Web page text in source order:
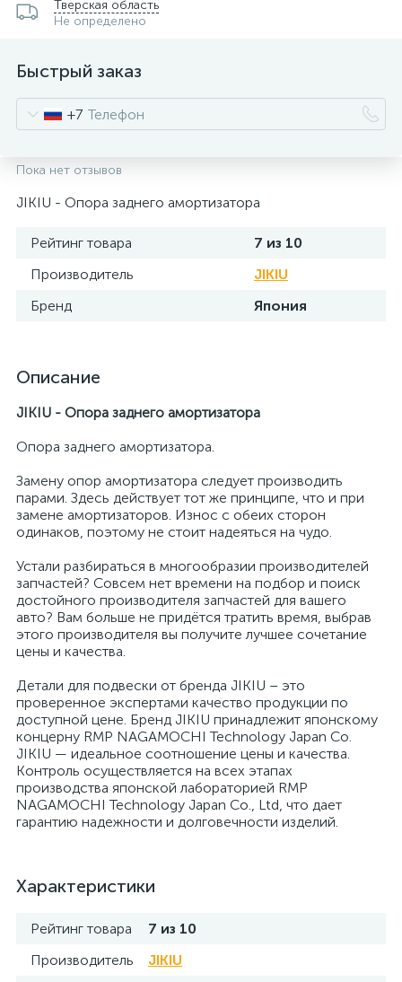
Тверская область
Не определено
Быстрый заказ
+7
Пока нет отзывов
JIKIU - Опора заднего амортизатора
Рейтинг товара
7 из 10
Производитель
JIKIU
Бренд
Япония
Описание
JIKIU - Опора заднего амортизатора
Опора заднего амортизатора.
Замену опор амортизатора следует производить
парами. Здесь действует тот же принципе, что и при
замене амортизаторов. Износ с обеих сторон
одинаков, поэтому не стоит надеяться на чудо.
Устали разбираться в многообразии производителей
запчастей? Совсем нет времени на подбор и поиск
достойного производителя запчастей для вашего
авто? Вам больше не придётся тратить время, выбрав
этого производителя вы получите лучшее сочетание
цены и качества.
Детали для подвески от бренда JIKIU – это
проверенное экспертами качество продукции по
доступной цене. Бренд JIKIU принадлежит японскому
концерну RMP NAGAMOCHI Technology Japan Co.
JIKIU — идеальное соотношение цены и качества.
Контроль осуществляется на всех этапах
производства японской лабораторией RMP
NAGAMOCHI Technology Japan Co., Ltd, что дает
гарантию надежности и долговечности изделий.
Характеристики
Рейтинг товара
7 из 10
Производитель
JIKIU